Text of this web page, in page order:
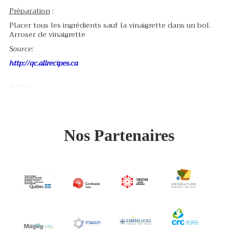
Préparation:
Placer tous les ingrédients sauf la vinaigrette dans un bol.
Arroser de vinaigrette
Source:
http://qc.allrecipes.ca
Nos Partenaires